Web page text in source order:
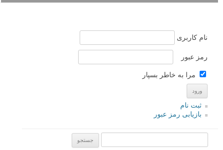
نام کاربری
رمز عبور
مرا به خاطر بسپار
ثبت نام
بازیابی رمز عبور